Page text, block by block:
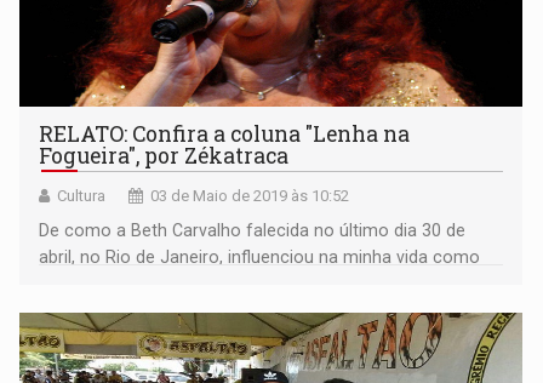
RELATO: Confira a coluna "Lenha na
Fogueira", por Zékatraca
Cultura 03 de Maio de 2019 às 10:52
De como a Beth Carvalho falecida no último dia 30 de
abril, no Rio de Janeiro, influenciou na minha vida como